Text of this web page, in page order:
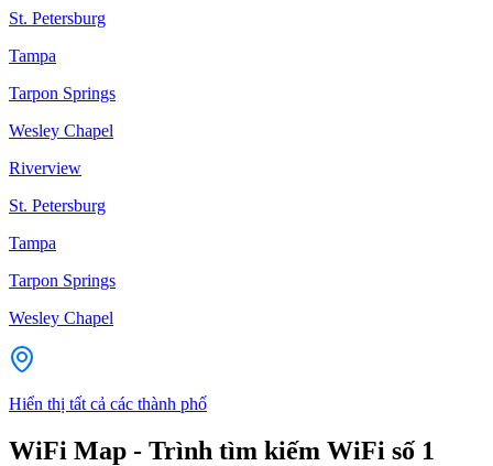
St. Petersburg
Tampa
Tarpon Springs
Wesley Chapel
Riverview
St. Petersburg
Tampa
Tarpon Springs
Wesley Chapel
Hiển thị tất cả các thành phố
WiFi Map - Trình tìm kiếm WiFi số 1